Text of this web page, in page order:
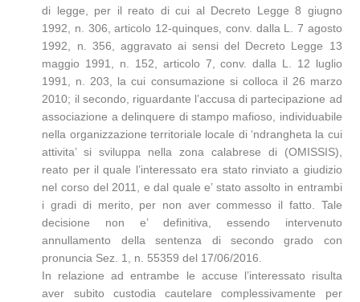
di legge, per il reato di cui al Decreto Legge 8 giugno
1992, n. 306, articolo 12-quinques, conv. dalla L. 7 agosto
1992, n. 356, aggravato ai sensi del Decreto Legge 13
maggio 1991, n. 152, articolo 7, conv. dalla L. 12 luglio
1991, n. 203, la cui consumazione si colloca il 26 marzo
2010; il secondo, riguardante l’accusa di partecipazione ad
associazione a delinquere di stampo mafioso, individuabile
nella organizzazione territoriale locale di ‘ndrangheta la cui
attivita’ si sviluppa nella zona calabrese di (OMISSIS),
reato per il quale l’interessato era stato rinviato a giudizio
nel corso del 2011, e dal quale e’ stato assolto in entrambi
i gradi di merito, per non aver commesso il fatto. Tale
decisione non e’ definitiva, essendo intervenuto
annullamento della sentenza di secondo grado con
pronuncia Sez. 1, n. 55359 del 17/06/2016.
In relazione ad entrambe le accuse l’interessato risulta
aver subito custodia cautelare complessivamente per